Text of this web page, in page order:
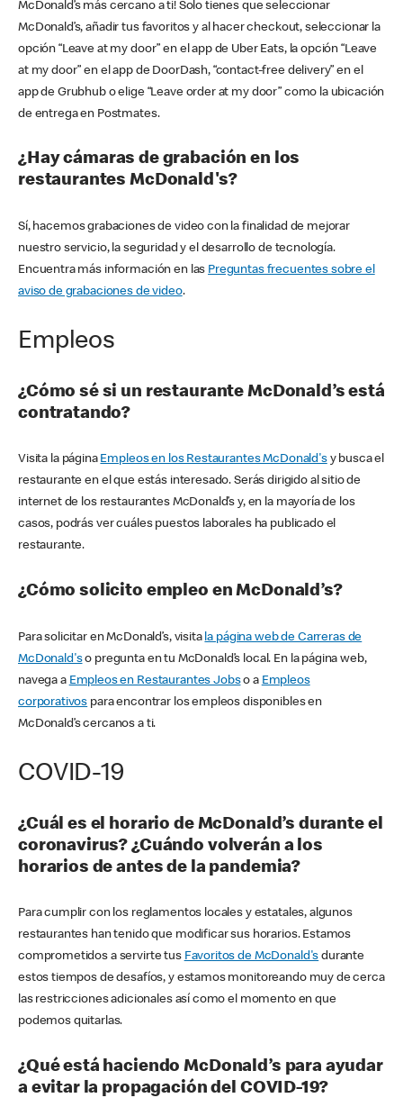
McDonald’s más cercano a ti! Solo tienes que seleccionar
McDonald’s, añadir tus favoritos y al hacer checkout, seleccionar la
opción “Leave at my door” en el app de Uber Eats, la opción “Leave
at my door” en el app de DoorDash, “contact-free delivery” en el
app de Grubhub o elige “Leave order at my door” como la ubicación
de entrega en Postmates.
¿Hay cámaras de grabación en los
restaurantes McDonald's?
Sí, hacemos grabaciones de video con la finalidad de mejorar
nuestro servicio, la seguridad y el desarrollo de tecnología.
Encuentra más información en las Preguntas frecuentes sobre el
aviso de grabaciones de video.
Empleos
¿Cómo sé si un restaurante McDonald’s está
contratando?
Visita la página Empleos en los Restaurantes McDonald'sy busca el
restaurante en el que estás interesado. Serás dirigido al sitio de
internet de los restaurantes McDonald’s y, en la mayoría de los
casos, podrás ver cuáles puestos laborales ha publicado el
restaurante.
¿Cómo solicito empleo en McDonald’s?
Para solicitar en McDonald’s, visita la página web de Carreras de
McDonald'so pregunta en tu McDonald’s local. En la página web,
navega a Empleos en Restaurantes Jobso a Empleos
corporativos para encontrar los empleos disponibles en
McDonald’s cercanos a ti.
COVID-19
¿Cuál es el horario de McDonald’s durante el
coronavirus? ¿Cuándo volverán a los
horarios de antes de la pandemia?
Para cumplir con los reglamentos locales y estatales, algunos
restaurantes han tenido que modificar sus horarios. Estamos
comprometidos a servirte tus Favoritos de McDonald's durante
estos tiempos de desafíos, y estamos monitoreando muy de cerca
las restricciones adicionales así como el momento en que
podemos quitarlas.
¿Qué está haciendo McDonald’s para ayudar
a evitar la propagación del COVID-19?